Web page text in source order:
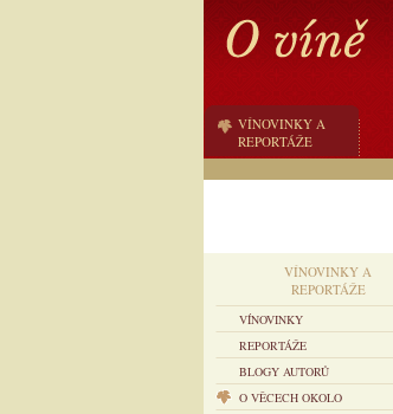
VÍNOVINKY A
REPORTÁŽE
VÍNOVINKY A
REPORTÁŽE
VÍNOVINKY
REPORTÁŽE
BLOGY AUTORŮ
O VĚCECH OKOLO